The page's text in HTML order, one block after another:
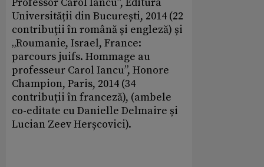
Universității din București, 2014 (22
contribuții în română și engleză) și
„Roumanie, Israel, France:
parcours juifs. Hommage au
professeur Carol Iancu”, Honore
Champion, Paris, 2014 (34
contribuții în franceză), (ambele
co-editate cu Danielle Delmaire și
Lucian Zeev Herșcovici).